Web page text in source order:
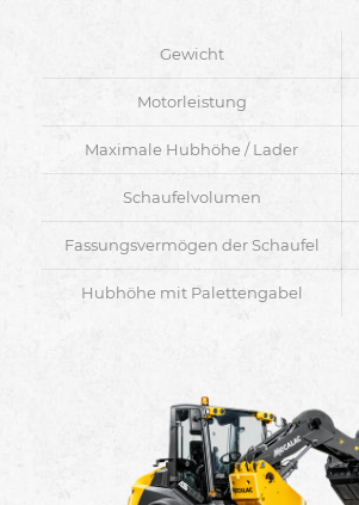
Gewicht
Motorleistung
Maximale Hubhöhe / Lader
Schaufelvolumen
Fassungsvermögen der Schaufel
Hubhöhe mit Palettengabel